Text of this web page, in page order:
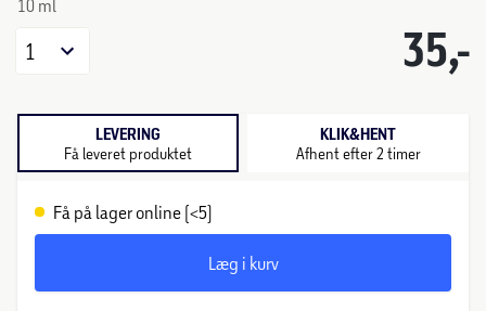
10 ml
35,-
1
LEVERING
Få leveret produktet
KLIK&HENT
Afhent efter 2 timer
Få på lager online (<5)
Læg i kurv